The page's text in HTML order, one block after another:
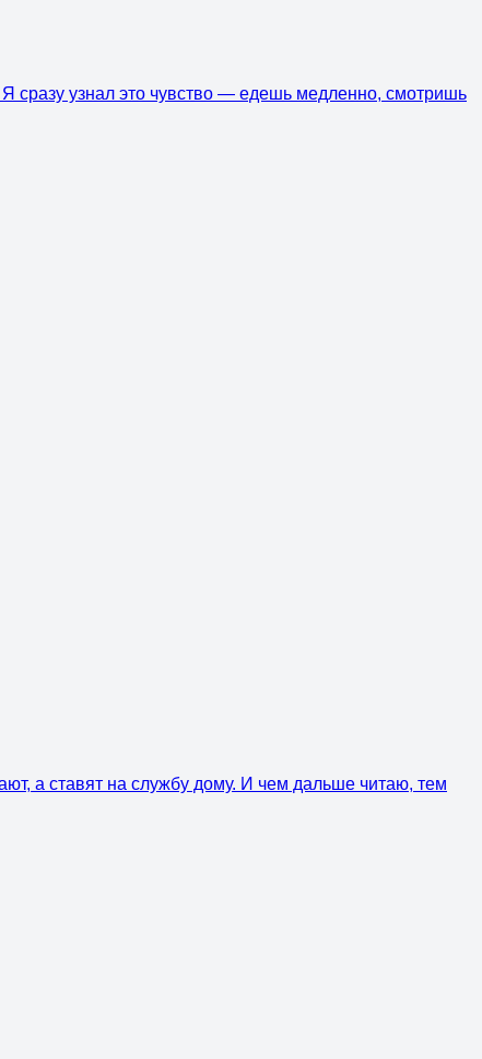
сразу узнал это чувство — едешь медленно, смотришь
а ставят на службу дому. И чем дальше читаю, тем